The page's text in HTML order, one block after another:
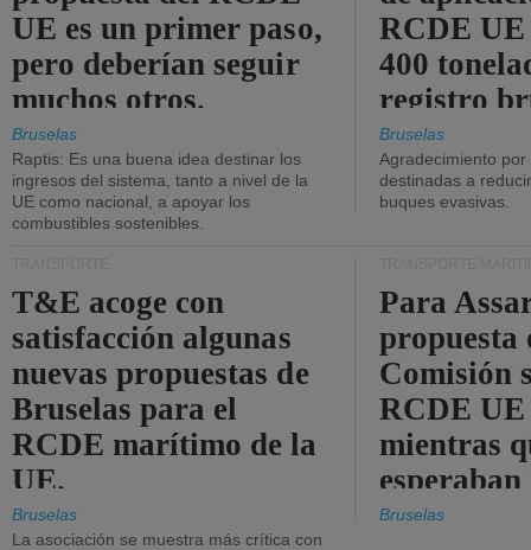
UE es un primer paso,
pero deberían seguir
muchos otros.
Bruselas
Raptis: Es una buena idea destinar los
ingresos del sistema, tanto a nivel de la
UE como nacional, a apoyar los
combustibles sostenibles.
RCDE UE
400
registro
Bruselas
Agradecimiento
destinadas a
buques evasivas.
T&E acoge con
satisfacción algunas
nuevas propuestas de
Bruselas para el
RCDE marítimo de la
UE.
Bruselas
La asociación se muestra más crítica con
Para
propuesta
Comisión
RCDE
mientras
más
Bruselas